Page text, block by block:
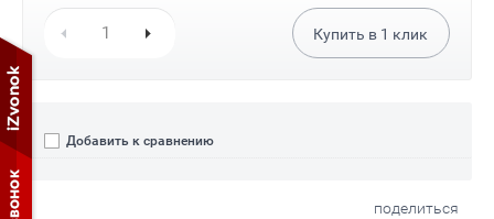
Купить в 1 клик
Добавить к сравнению
поделиться